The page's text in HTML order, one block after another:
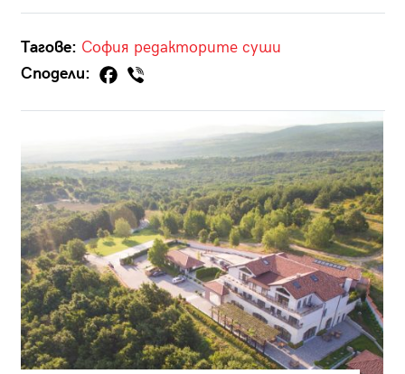
Тагове: София редакторите суши
Сподели: